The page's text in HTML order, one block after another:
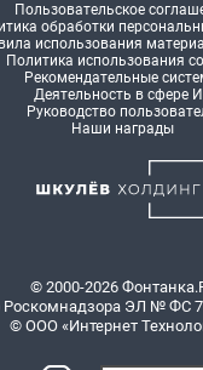
Пользовательское
обработки
использования
Политика использования
Рекомендательные
Деятельность в сфере
Руководство
Наши награды
© 2000-2026
Роскомнадзора ЭЛ № ФС
© ООО «Интернет